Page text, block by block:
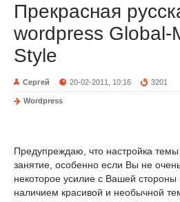
Прекрасная
wordpress Global-
Style
Сергей 20-02-2011, 10:16 3201
Wordpress
Предупреждаю, что настройка
занятие, особенно если Вы не
некоторое усилие с Вашей стороны
наличием красивой и необычной